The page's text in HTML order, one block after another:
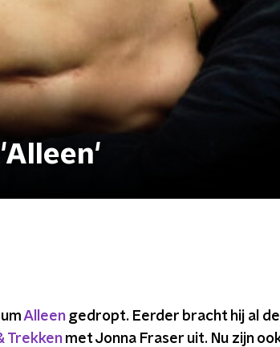
Alleengedropt. Eerder bracht hij al
Trekkenmet Jonna Fraser uit. Nu zijn